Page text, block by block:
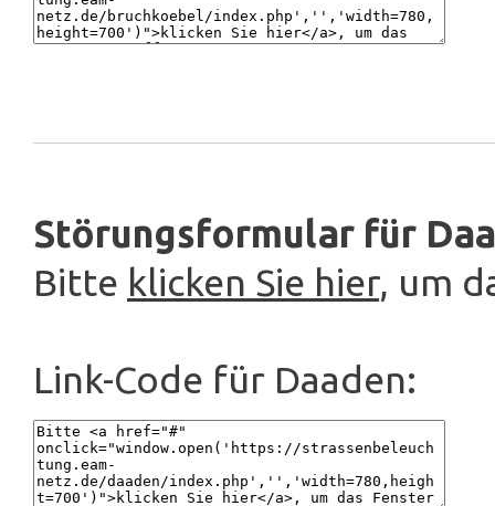
Störungsformular für
Bitte klicken Sie hier, um
Link-Code für Daaden: